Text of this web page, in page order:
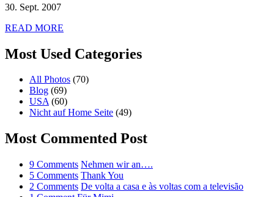
30. Sept. 2007
READ MORE
Most Used Categories
All Photos (70)
Blog (69)
USA(60)
Nicht auf Home Seite (49)
Most Commented Post
9 Commentson
Nehmen
wir
Nehmen wir an….
5 Commentson
Thank
Thank You
2 Commentson
De volta a casa e às voltas com a televisão